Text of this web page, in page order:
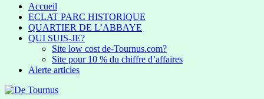
Accueil
ECLAT PARC HISTORIQUE
QUARTIER DE L’ABBAYE
QUI SUIS-JE?
Site low cost de-Tournus.com?
Site pour 10 % du chiffre d’affaires
Alerte articles